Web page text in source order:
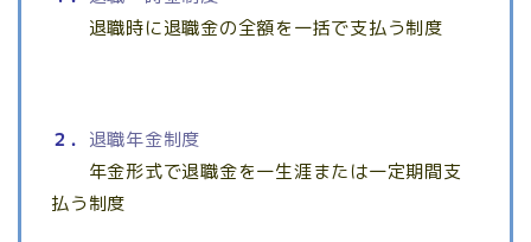
退職時に退職金の全額を一括で支払う制度
２． 退職年金制度
年金形式で退職金を一生涯または一定期間支
払う制度